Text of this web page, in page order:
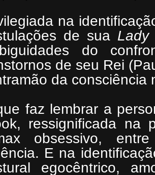
na
de sua Lady
do
de seu Rei
da consciência
faz lembrar a
ressignificada na
obsessivo,
E na
egocêntrico,